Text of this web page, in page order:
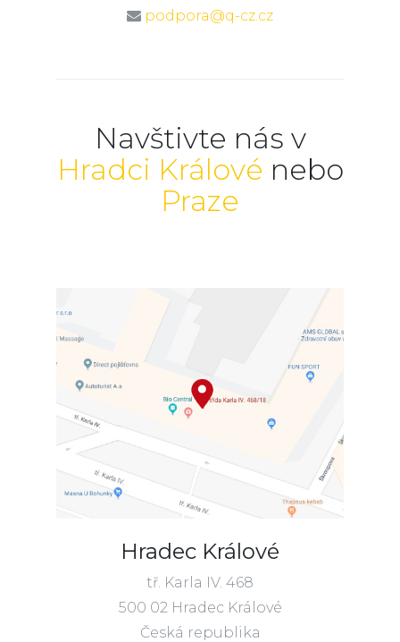
podpora@q-cz.cz
Navštivte nás v
Hradci Králové nebo
Praze
Hradec Králové
tř. Karla IV. 468
500 02 Hradec Králové
Česká republika